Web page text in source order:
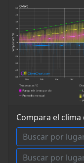
Compara el